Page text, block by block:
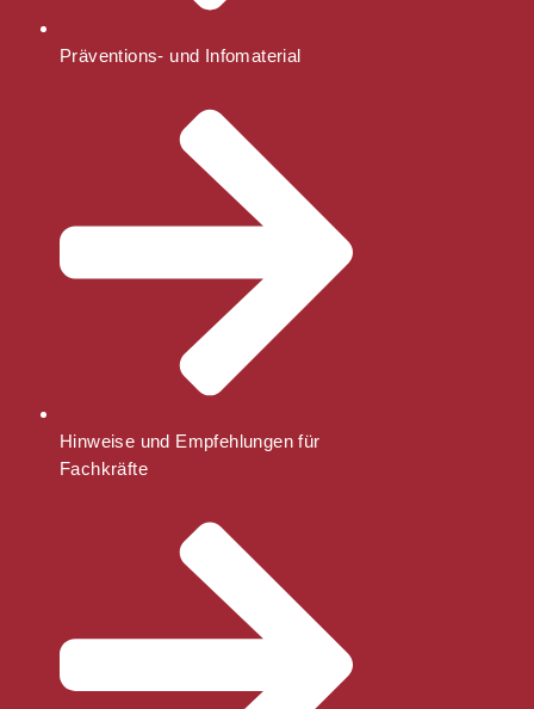
Präventions- und Infomaterial
Hinweise und Empfehlungen für
Fachkräfte